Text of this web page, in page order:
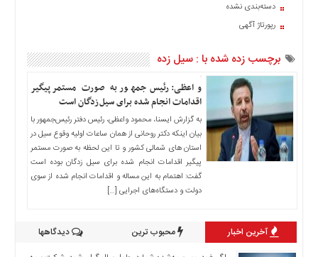
سیاسی
فرهنگی
منوی
اصلی
صفحه
ایران
دسته‌بندی نشده
رپورتاژ آگهی
برچسب زده شده با : سیل زده
واعظی: رئیس‌جمهور به صورت مستمر پیگیر
اقدامات انجام شده برای سیل‌زدگان است
به گزارش ایسنا، محمود واعظی، رئیس دفتر رئیس‌جمهور با
بیان اینکه دکتر روحانی از همان ساعات اولیه وقوع سیل در
استان های شمالی کشور و تا این لحظه به صورت مستمر
پیگیر اقدامات انجام شده برای سیل زدگان بوده است
گفت: اهتمام به این مساله و اقدامات انجام شده از سوی
دولت و دستگاه‌های اجرایی […]
آخرین اخبار محبوب ترین
دیدگاهها